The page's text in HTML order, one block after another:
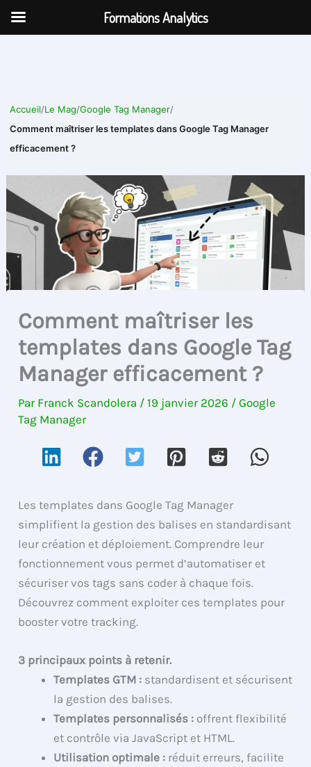
Aller
Accueil/Le Mag/Google Tag Manager/
Comment maîtriser les templates dans Google Tag Manager
efficacement ?
Comment maîtriser les
templates dans Google Tag
Manager efficacement ?
Par Franck Scandolera /19 janvier 2026 /Google
Tag Manager
Les templates dans Google Tag Manager
simplifient la gestion des balises en standardisant
leur création et déploiement. Comprendre leur
fonctionnement vous permet d’automatiser et
sécuriser vos tags sans coder à chaque fois.
Découvrez comment exploiter ces templates pour
booster votre tracking.
3 principaux points à retenir.
Templates GTM : standardisent et sécurisent
la gestion des balises.
Templates personnalisés : offrent flexibilité
et contrôle via JavaScript et HTML.
Utilisation optimale : réduit erreurs, facilite
Formations Analytics